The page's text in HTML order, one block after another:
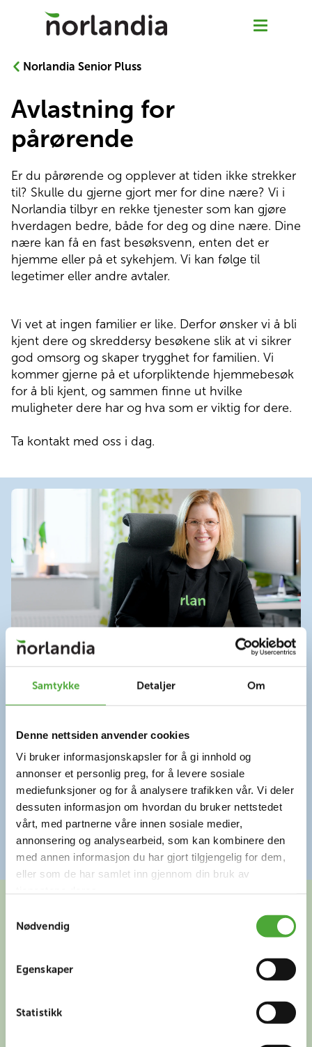
Samtykke Detaljer Om
Denne nettsiden anvender cookies
Vi bruker informasjonskapsler for å gi innhold og
annonser et personlig preg, for å levere sosiale
mediefunksjoner og for å analysere trafikken vår. Vi deler
dessuten informasjon om hvordan du bruker nettstedet
vårt, med partnerne våre innen sosiale medier,
annonsering og analysearbeid, som kan kombinere den
med annen informasjon du har gjort tilgjengelig for dem,
eller som de har samlet inn gjennom din bruk av
Nødvendig
Egenskaper
Statistikk
Om Senior Pluss
Våre tjenester
Kontakt oss
Jobb hos oss
Norlandia Senior Pluss
Avlastning for
pårørende
Er du pårørende og opplever at tiden ikke strekker
til? Skulle du gjerne gjort mer for dine nære? Vi i
Norlandia tilbyr en rekke tjenester som kan gjøre
hverdagen bedre, både for deg og dine nære. Dine
nære kan få en fast besøksvenn, enten det er
hjemme eller på et sykehjem. Vi kan følge til
legetimer eller andre avtaler.
Vi vet at ingen familier er like. Derfor ønsker vi å bli
kjent dere og skreddersy besøkene slik at vi sikrer
god omsorg og skaper trygghet for familien. Vi
kommer gjerne på et uforpliktende hjemmebesøk
for å bli kjent, og sammen finne ut hvilke
muligheter dere har og hva som er viktig for dere.
Ta kontakt med oss i dag.
Kontakt Norlandia Senior Pluss
412 88 747
seniorpluss@norlandia.com
Åpningstider sentralbord: 08.00 – 15.30
Se oversikt over alle Senior Pluss tjenestene